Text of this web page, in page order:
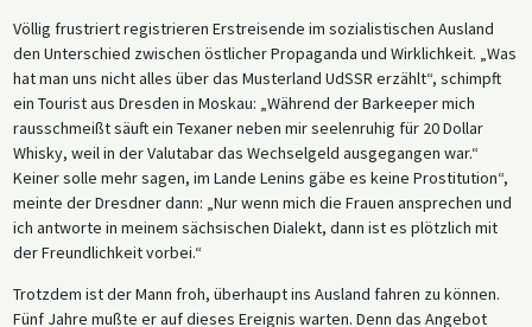
Völlig frustriert registrieren Erstreisende im sozialistischen Ausland
den Unterschied zwischen östlicher Propaganda und Wirklichkeit. „Was
hat man uns nicht alles über das Musterland UdSSR erzählt“, schimpft
ein Tourist aus Dresden in Moskau: „Während der Barkeeper mich
rausschmeißt säuft ein Texaner neben mir seelenruhig für 20 Dollar
Whisky, weil in der Valutabar das Wechselgeld ausgegangen war.“
Keiner solle mehr sagen, im Lande Lenins gäbe es keine Prostitution“,
meinte der Dresdner dann: „Nur wenn mich die Frauen ansprechen und
ich antworte in meinem sächsischen Dialekt, dann ist es plötzlich mit
der Freundlichkeit vorbei.“
Trotzdem ist der Mann froh, überhaupt ins Ausland fahren zu können.
Fünf Jahre mußte er auf dieses Ereignis warten. Denn das Angebot